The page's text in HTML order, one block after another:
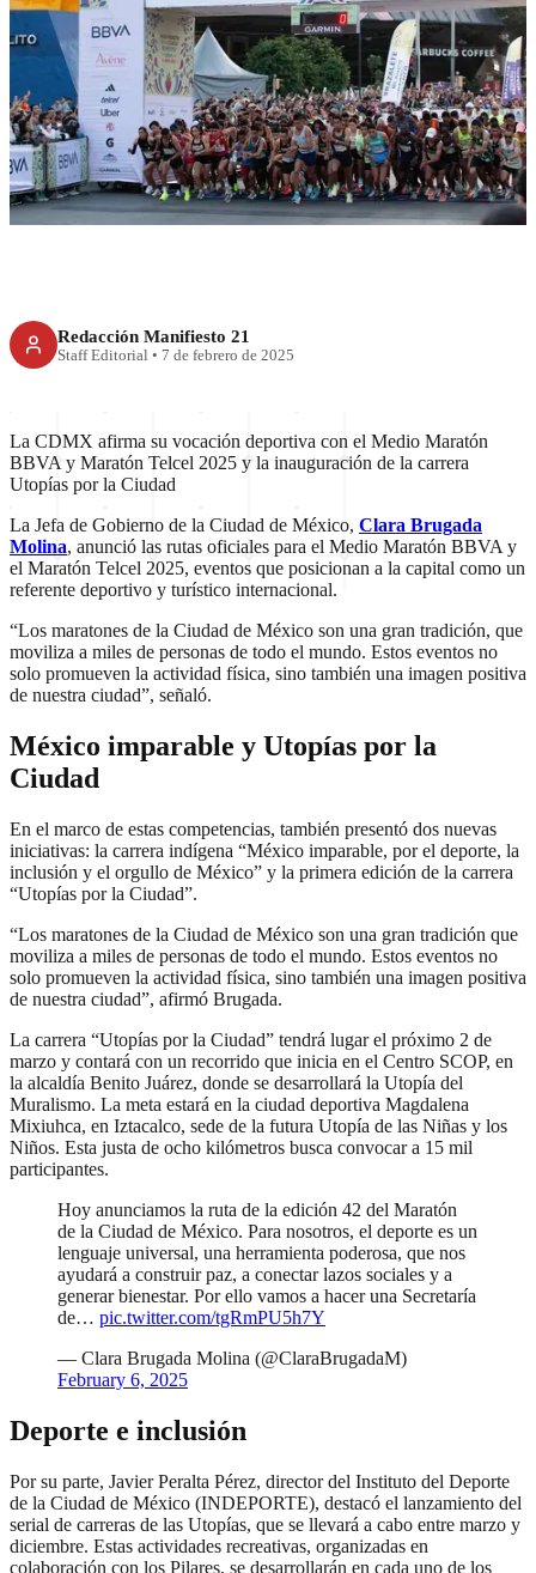
Brugada presenta Medio
Maratón BBVA y Maratón
Telcel 2025
Redacción Manifiesto 21
Staff Editorial • 7 de febrero de 2025
La CDMX afirma su vocación deportiva con el Medio Maratón
BBVA y Maratón Telcel 2025 y la inauguración de la carrera
Utopías por la Ciudad
La Jefa de Gobierno de la Ciudad de México, Clara Brugada
Molina, anunció las rutas oficiales para el Medio Maratón BBVA y
el Maratón Telcel 2025, eventos que posicionan a la capital como un
referente deportivo y turístico internacional.
“Los maratones de la Ciudad de México son una gran tradición, que
moviliza a miles de personas de todo el mundo. Estos eventos no
solo promueven la actividad física, sino también una imagen positiva
de nuestra ciudad”, señaló.
México imparable y Utopías por la
Ciudad
En el marco de estas competencias, también presentó dos nuevas
iniciativas: la carrera indígena “México imparable, por el deporte, la
inclusión y el orgullo de México” y la primera edición de la carrera
“Utopías por la Ciudad”.
“Los maratones de la Ciudad de México son una gran tradición que
moviliza a miles de personas de todo el mundo. Estos eventos no
solo promueven la actividad física, sino también una imagen positiva
de nuestra ciudad”, afirmó Brugada.
La carrera “Utopías por la Ciudad” tendrá lugar el próximo 2 de
marzo y contará con un recorrido que inicia en el Centro SCOP, en
la alcaldía Benito Juárez, donde se desarrollará la Utopía del
Muralismo. La meta estará en la ciudad deportiva Magdalena
Mixiuhca, en Iztacalco, sede de la futura Utopía de las Niñas y los
Niños. Esta justa de ocho kilómetros busca convocar a 15 mil
participantes.
Hoy anunciamos la ruta de la edición 42 del Maratón
de la Ciudad de México. Para nosotros, el deporte es un
lenguaje universal, una herramienta poderosa, que nos
ayudará a construir paz, a conectar lazos sociales y a
generar bienestar. Por ello vamos a hacer una Secretaría
de… pic.twitter.com/tgRmPU5h7Y
— Clara Brugada Molina (@ClaraBrugadaM)
February 6, 2025
Deporte e inclusión
Por su parte, Javier Peralta Pérez, director del Instituto del Deporte
de la Ciudad de México (INDEPORTE), destacó el lanzamiento del
serial de carreras de las Utopías, que se llevará a cabo entre marzo y
diciembre. Estas actividades recreativas, organizadas en
colaboración con los Pilares, se desarrollarán en cada uno de los